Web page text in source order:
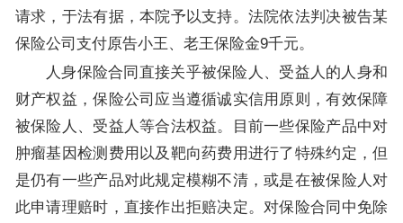
请求，于法有据，本院予以支持。法院依法判决被告某
保险公司支付原告小王、老王保险金9千元。
人身保险合同直接关乎被保险人、受益人的人身和
财产权益，保险公司应当遵循诚实信用原则，有效保障
被保险人、受益人等合法权益。目前一些保险产品中对
肿瘤基因检测费用以及靶向药费用进行了特殊约定，但
是仍有一些产品对此规定模糊不清，或是在被保险人对
此申请理赔时，直接作出拒赔决定。对保险合同中免除